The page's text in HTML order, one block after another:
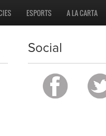
A LA CARTA
ESPORTS
Social